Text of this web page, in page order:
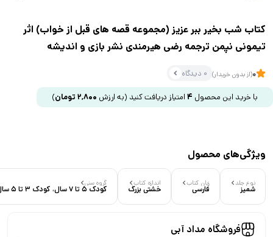
کتاب شب بخیر ببر عزیز (مجموعه قصه های قبل از خواب) اثر
تیمونی نپمن ترجمه رضی هیرمندی نشر بازی و اندیشه
0(از بدون خریدار) 0 دیدگاه
با خرید این محصول 4 امتیاز دریافت کنید (به ارزش 2,800 تومان)
ویژگی‌های محصول
نوع جلد
شمیز
زبان کتاب
فارسی
اندازه کتاب
خشتی بزرگ
گروه سنی
کودک 5 تا 7 سال، کودک 3 تا 5 سال، کودک 7 تا 9 سال
فروشگاه مداد آبی